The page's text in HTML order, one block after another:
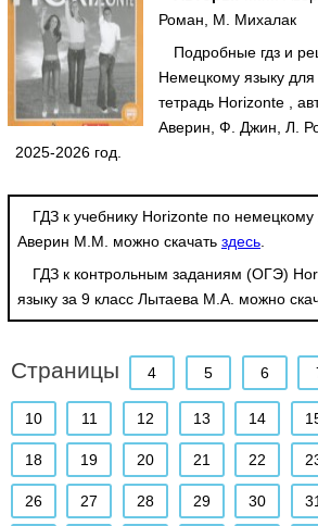
Роман, М. Михалак
Подробные гдз и
Немецкому языку для
тетрадь Horizonte ,
Аверин, Ф. Джин, Л.
2025-2026 год.
ГДЗ к учебнику Horizonte по немецкому
Аверин М.М. можно скачать здесь
ГДЗ к контрольным заданиям (ОГЭ)
языку за 9 класс Лытаева М.А. можно
Страницы 4 5 6
10 11 12 13 14
18 19 20 21 22
26 27 28 29 30 31